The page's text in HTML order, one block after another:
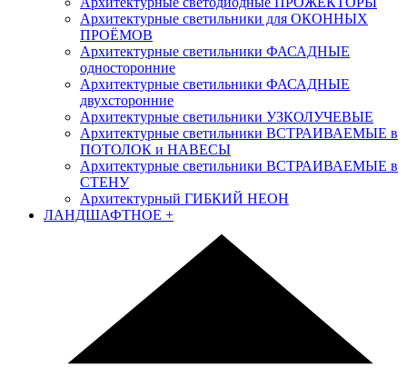
Архитектурные светильники для ОКОННЫХ
ПРОЁМОВ
Архитектурные светильники ФАСАДНЫЕ
односторонние
Архитектурные светильники ФАСАДНЫЕ
двухсторонние
Архитектурные светильники УЗКОЛУЧЕВЫЕ
Архитектурные светильники ВСТРАИВАЕМЫЕ в
ПОТОЛОК и НАВЕСЫ
Архитектурные светильники ВСТРАИВАЕМЫЕ в
СТЕНУ
Архитектурный ГИБКИЙ НЕОН
ЛАНДШАФТНОЕ +